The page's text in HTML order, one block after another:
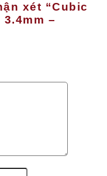
xét “Cubic
–